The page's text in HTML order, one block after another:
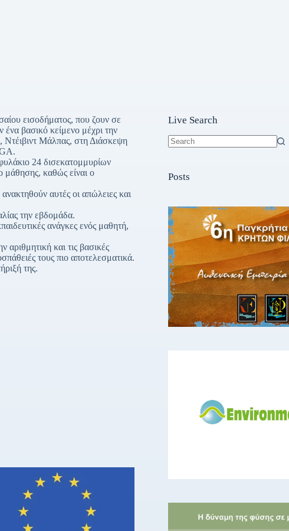
εισοδήματος, που ζουν σε
βασικό κείμενο μέχρι την
Ντέιβιντ Μάλπας, στη Διάσκεψη
24 δισεκατομμυρίων
μάθησης, καθώς είναι ο
αυτές οι απώλειες και
την εβδομάδα.
ανάγκες ενός μαθητή,
και τις βασικές
τους πιο αποτελεσματικά.
της.
Live Search
Posts